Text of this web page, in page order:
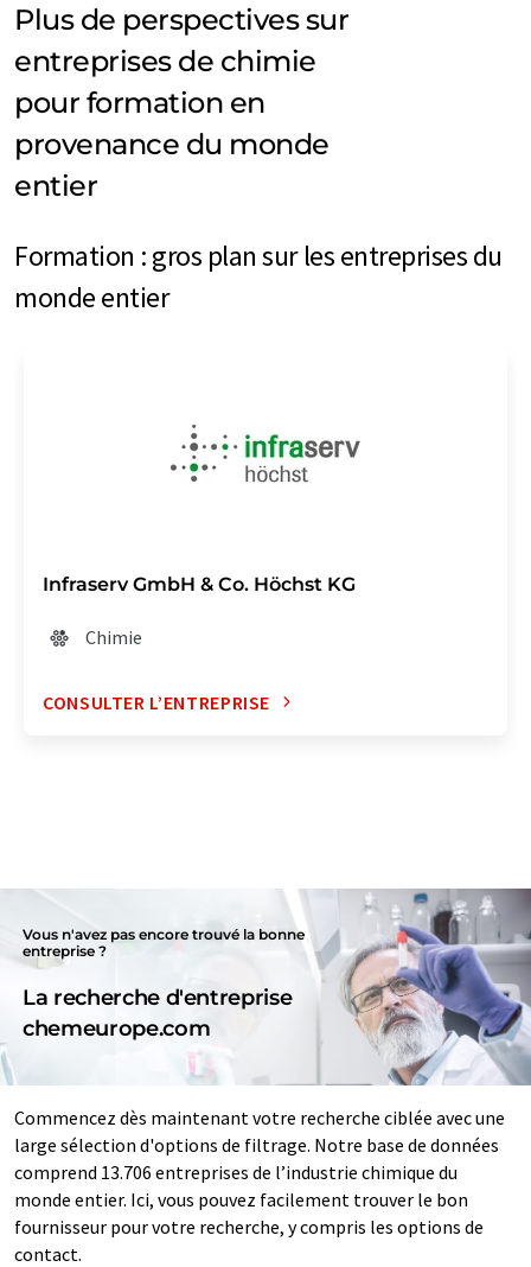
Plus de perspectives sur
entreprises de chimie
pour formation en
provenance du monde
entier
Formation : gros plan sur les entreprises du
monde entier
Infraserv GmbH & Co. Höchst KG
Chimie
CONSULTER L’ENTREPRISE
Vous n'avez pas encore trouvé la bonne
entreprise ?
La recherche d'entreprise
chemeurope.com
Commencez dès maintenant votre recherche ciblée avec une
large sélection d'options de filtrage. Notre base de données
comprend 13.706 entreprises de l’industrie chimique du
monde entier. Ici, vous pouvez facilement trouver le bon
fournisseur pour votre recherche, y compris les options de
contact.